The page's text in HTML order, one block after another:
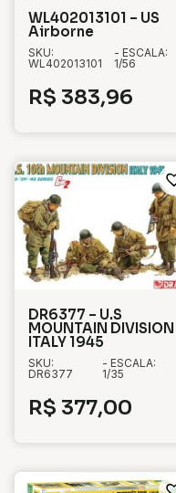
WL402013101 – US
Airborne
SKU:
WL402013101
- ESCALA:
1/56
R$ 383,96
DR6377 – U.S
MOUNTAIN DIVISION
ITALY 1945
SKU:
DR6377
- ESCALA:
1/35
R$ 377,00